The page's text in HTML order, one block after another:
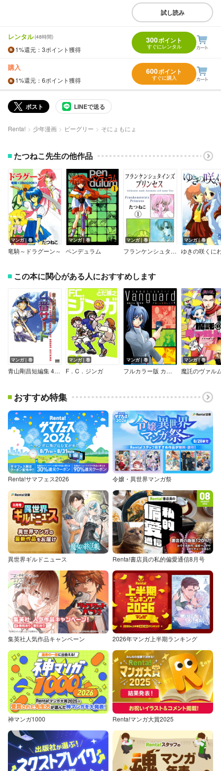
試し読み
レンタル(48時間)
1%還元 ：3ポイント獲得
300ポイント
すぐにレンタル
購入
1%還元 ：6ポイント獲得
600ポイント
すぐに購入
ポスト LINEで送る
Renta! 少年漫画 ビーグリー そにょもにょ
たつねこ先生の他作品
マンガ｜巻
竜騎～ドラグーン～
マンガ｜巻
ペンデュラム
マンガ｜巻
フランケンシュタインズプリンセス
マンガ｜巻
ゆきの咲くに
この本に関心がある人におすすめします
マンガ｜巻
青山剛昌短編集 4番サード
マンガ｜巻
F．C．ジンガ
マンガ｜巻
フルカラー版 カードファイト！！ ヴァンガード
マンガ｜巻
魔託のヴァル
おすすめ特集
Renta!サマフェス2026 令嬢・異世界マンガ祭
異世界ギルドニュース Renta!書店員の私的偏愛通信8月号
集英社人気作品キャンペーン 2026年マンガ上半期ランキング
神マンガ1000 Renta!マンガ大賞2025